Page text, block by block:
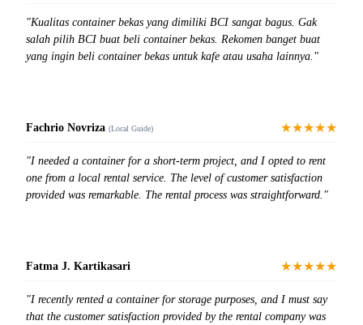
"Kualitas container bekas yang dimiliki BCI sangat bagus. Gak
salah pilih BCI buat beli container bekas. Rekomen banget buat
yang ingin beli container bekas untuk kafe atau usaha lainnya."
Fachrio Novriza (Local Guide) ★★★★★
"I needed a container for a short-term project, and I opted to rent
one from a local rental service. The level of customer satisfaction
provided was remarkable. The rental process was straightforward."
Fatma J. Kartikasari ★★★★★
"I recently rented a container for storage purposes, and I must say
that the customer satisfaction provided by the rental company was